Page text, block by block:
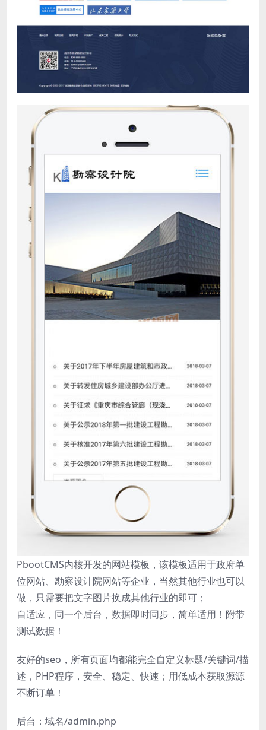
PbootCMS内核开发的网站模板，该模板适用于政府单
位网站、勘察设计院网站等企业，当然其他行业也可以
做，只需要把文字图片换成其他行业的即可；
自适应，同一个后台，数据即时同步，简单适用！附带
测试数据！
友好的seo，所有页面均都能完全自定义标题/关键词/描
述，PHP程序，安全、稳定、快速；用低成本获取源源
不断订单！
后台：域名/admin.php